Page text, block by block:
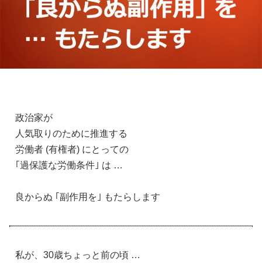
政治家が
人気取りのために推進する
労働者 (有権者) にとっての
｢過保護な労働条件｣ は …
良からぬ ｢副作用を｣ もたらします
私が、30歳ちょっと前の頃 …